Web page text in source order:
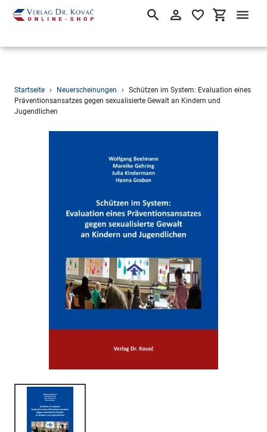
Direkt
zum
Inhalt
SuchenEinloggen
Startseite › Neuerscheinungen ›
Schützen im System: Evaluation eines
Präventionsansatzes gegen sexualisierte Gewalt an Kindern und
Jugendlichen